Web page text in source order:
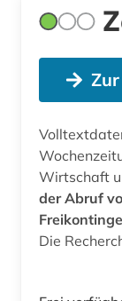
Wirtschaft
der Abruf
Die